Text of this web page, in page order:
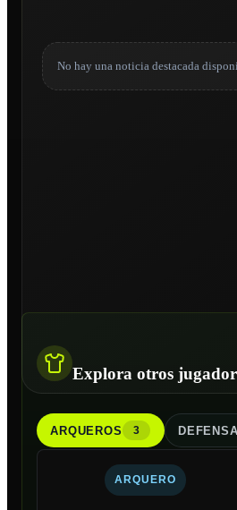
No hay una noticia destacada
Explora otros
ARQUEROS 3 DEFENSA
ARQUERO